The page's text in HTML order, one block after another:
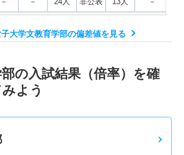
倍 2倍 27人 27人 9人 67.40
倍 5倍
倍 57.20
大学文教育学部の偏差値を見る
の入試結果（倍率）を確
よう